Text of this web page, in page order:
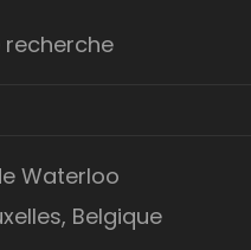
recherche
Waterloo
Belgique